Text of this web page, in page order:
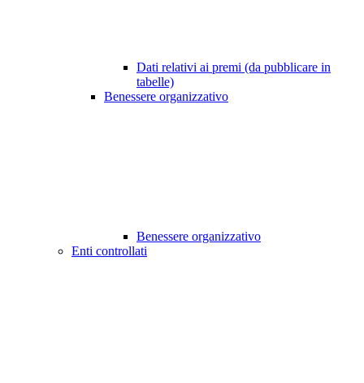
Dati relativi ai premi (da pubblicare in
tabelle)
Benessere organizzativo
Benessere organizzativo
Enti controllati